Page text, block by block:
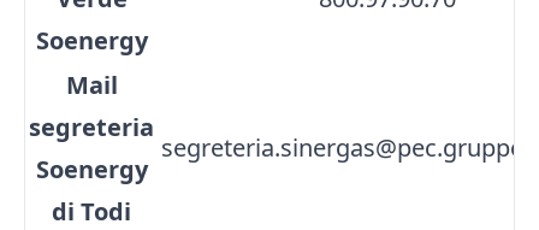
Soenergy
Mail
segreteria
Soenergy
di Todi